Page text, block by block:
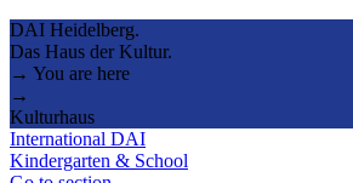
DAI Heidelberg.
Das Haus der Kultur.
→ You are here
→
Kulturhaus
International DAI
Kindergarten & School